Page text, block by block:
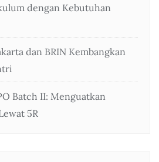
dengan Kebutuhan
dan BRIN Kembangkan
Batch II: Menguatkan
5R